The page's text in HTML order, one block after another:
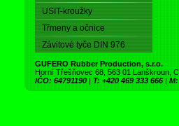
USIT-kroužky
Třmeny a očnice
Závitové tyče DIN 976
GUFERO Rubber Production, s.r.o.
Horní Třešňovec 68, 563 01 Lanškroun,
IČO: 64791190 | T: +420 469 333 666 | M: